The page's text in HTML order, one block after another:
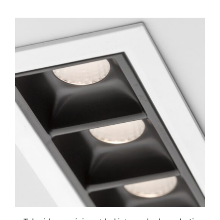
PRODUCTO
MÚLTIPLES
VARIANTES.
LAS
PUEDEN
ELEGIR